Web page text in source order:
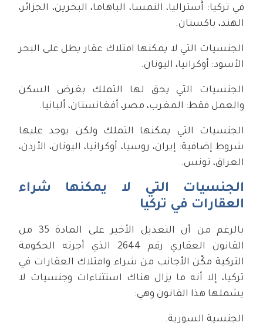
في تركيا: أُستراليا، النمسا، الباهاما، البحرين، الجزائر،
الهند، باكستان.
الجنسيات التي لا يمكنها امتلاك عقار يطل على البحر
الأسود: أوكرانيا، اليونان.
الجنسيات التي يحق لها التملك بغرض السكن
والعمل فقط: المغرب، مصر، أفغانستان، ألبانيا.
الجنسيات التي يمكنها التملك ولكن يوجد عليها
شروط إضافية: إيران، روسيا، أوكرانيا، اليونان، الأردن،
العراق، تونس.
الجنسيات التي لا يمكنها شراء
العقارات في تركيا
بالرغم من أن التعديل الأخير على المادة 35 من
القانون العقاري رقم 2644 الذي أجرته الحكومة
التركية مكّن الأجانب من شراء وامتلاك العقارات في
تركيا، إلا أنه ما يزال هناك استثناءات وجنسيات لا
يشملها هذا القانون وهي:
الجنسية السورية.